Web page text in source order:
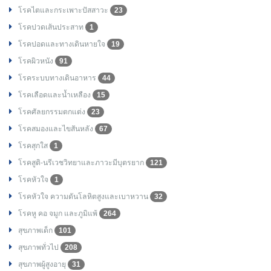
โรคไตและกระเพาะปัสสาวะ
23
โรคปวดเส้นประสาท
1
โรคปอดและทางเดินหายใจ
19
โรคผิวหนัง
91
โรคระบบทางเดินอาหาร
44
โรคเลือดและน้ำเหลือง
15
โรคศัลยกรรมตกแต่ง
23
โรคสมองและไขสันหลัง
67
โรคสุกใส
1
โรคสูติ-นรีเวชวิทยาและภาวะมีบุตรยาก
121
โรคหัวใจ
1
โรคหัวใจ ความดันโลหิตสูงและเบาหวาน
32
โรคหู คอ จมูก และภูมิแพ้
264
สุขภาพเด็ก
101
สุขภาพทั่วไป
208
สุขภาพผู้สูงอายุ
31